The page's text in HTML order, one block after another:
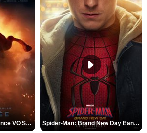
L'Odyssée Bande-annonce VO STFR Spider-Man: Brand New Day Bande-annonce VO STFR